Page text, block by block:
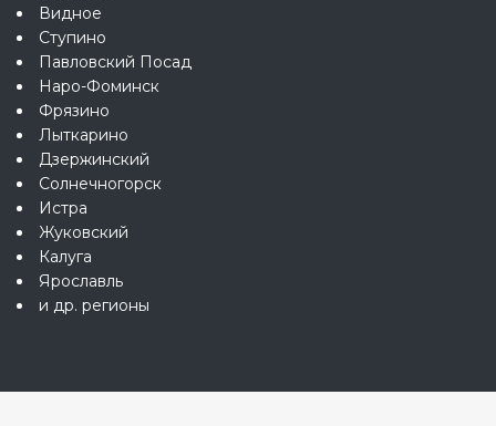
Видное
Ступино
Павловский Посад
Наро-Фоминск
Фрязино
Лыткарино
Дзержинский
Солнечногорск
Истра
Жуковский
Калуга
Ярославль
и др. регионы